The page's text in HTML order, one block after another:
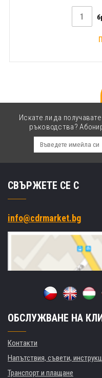
Искате ли да
ръководства?
СВЪРЖЕТЕ СЕ С
info@cdrmarket.bg
ОБСЛУЖВАНЕ НА
Контакти
Напътствия, съвети,
Транспорт и плащане